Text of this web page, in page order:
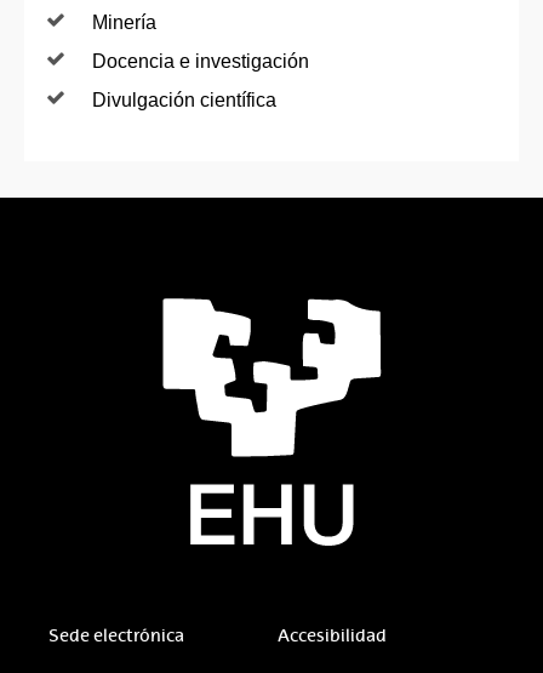
Minería
Docencia e investigación
Divulgación científica
Sede electrónica Accesibilidad